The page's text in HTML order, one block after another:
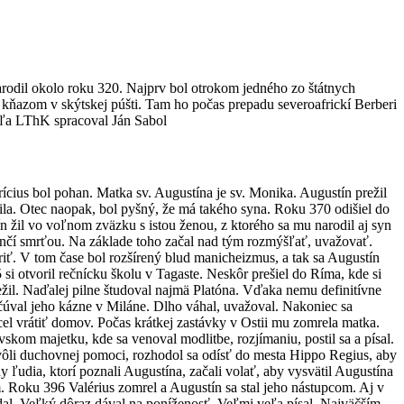
okolo roku 320. Najprv bol otrokom jedného zo štátnych
v skýtskej púšti. Tam ho počas prepadu severoafrickí Berberi
LThK spracoval Ján Sabol
bol pohan. Matka sv. Augustína je sv. Monika. Augustín prežil
Otec naopak, bol pyšný, že má takého syna. Roku 370 odišiel do
vo voľnom zväzku s istou ženou, z ktorého sa mu narodil aj syn
smrťou. Na základe toho začal nad tým rozmýšľať, uvažovať.
V tom čase bol rozšírený blud manicheizmus, a tak sa Augustín
otvoril rečnícku školu v Tagaste. Neskôr prešiel do Ríma, kde si
Naďalej pilne študoval najmä Platóna. Vďaka nemu definitívne
jeho kázne v Miláne. Dlho váhal, uvažoval. Nakoniec sa
vrátiť domov. Počas krátkej zastávky v Ostii mu zomrela matka.
majetku, kde sa venoval modlitbe, rozjímaniu, postil sa a písal.
duchovnej pomoci, rozhodol sa odísť do mesta Hippo Regius, aby
ľudia, ktorí poznali Augustína, začali volať, aby vysvätil Augustína
396 Valérius zomrel a Augustín sa stal jeho nástupcom. Aj v